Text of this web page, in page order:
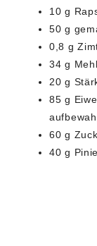
10 g
50 g
0,8 g
34 g Mehl
20 g
85 g
60 g
40 g